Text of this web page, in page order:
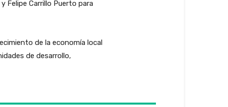
Felipe Carrillo Puerto para
de la economía local
de desarrollo,